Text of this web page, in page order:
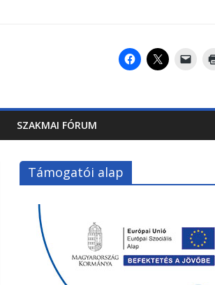
SZAKMAI FÓRUM
Támogatói alap